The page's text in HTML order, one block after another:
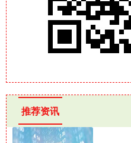
推荐资讯